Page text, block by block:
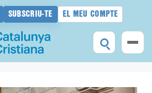
SUBSCRIU-TE EL MEU COMPTE